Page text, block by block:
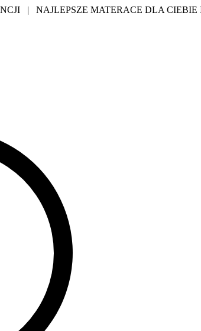
| NAJLEPSZE MATERACE DLA